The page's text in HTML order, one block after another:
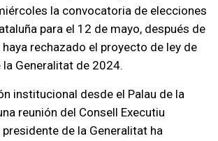
la convocatoria de elecciones
para el 12 de mayo, después de
rechazado el proyecto de ley de
Generalitat de 2024.
institucional desde el Palau de la
reunión del Consell Executiu
de la Generalitat ha